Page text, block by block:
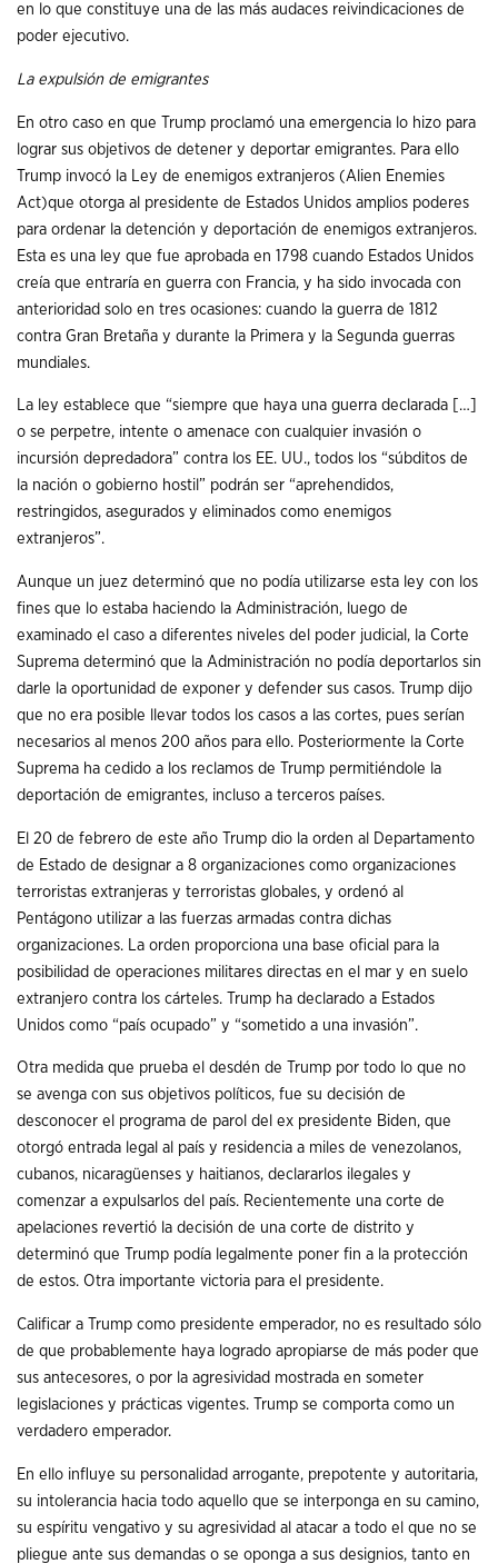
en lo que constituye una de las más audaces reivindicaciones de
poder ejecutivo.
La expulsión de emigrantes
En otro caso en que Trump proclamó una emergencia lo hizo para
lograr sus objetivos de detener y deportar emigrantes. Para ello
Trump invocó la Ley de enemigos extranjeros (Alien Enemies
Act)que otorga al presidente de Estados Unidos amplios poderes
para ordenar la detención y deportación de enemigos extranjeros.
Esta es una ley que fue aprobada en 1798 cuando Estados Unidos
creía que entraría en guerra con Francia, y ha sido invocada con
anterioridad solo en tres ocasiones: cuando la guerra de 1812
contra Gran Bretaña y durante la Primera y la Segunda guerras
mundiales.
La ley establece que “siempre que haya una guerra declarada […]
o se perpetre, intente o amenace con cualquier invasión o
incursión depredadora” contra los EE. UU., todos los “súbditos de
la nación o gobierno hostil” podrán ser “aprehendidos,
restringidos, asegurados y eliminados como enemigos
extranjeros”.
Aunque un juez determinó que no podía utilizarse esta ley con los
fines que lo estaba haciendo la Administración, luego de
examinado el caso a diferentes niveles del poder judicial, la Corte
Suprema determinó que la Administración no podía deportarlos sin
darle la oportunidad de exponer y defender sus casos. Trump dijo
que no era posible llevar todos los casos a las cortes, pues serían
necesarios al menos 200 años para ello. Posteriormente la Corte
Suprema ha cedido a los reclamos de Trump permitiéndole la
deportación de emigrantes, incluso a terceros países.
El 20 de febrero de este año Trump dio la orden al Departamento
de Estado de designar a 8 organizaciones como organizaciones
terroristas extranjeras y terroristas globales, y ordenó al
Pentágono utilizar a las fuerzas armadas contra dichas
organizaciones. La orden proporciona una base oficial para la
posibilidad de operaciones militares directas en el mar y en suelo
extranjero contra los cárteles. Trump ha declarado a Estados
Unidos como “país ocupado” y “sometido a una invasión”.
Otra medida que prueba el desdén de Trump por todo lo que no
se avenga con sus objetivos políticos, fue su decisión de
desconocer el programa de parol del ex presidente Biden, que
otorgó entrada legal al país y residencia a miles de venezolanos,
cubanos, nicaragüenses y haitianos, declararlos ilegales y
comenzar a expulsarlos del país. Recientemente una corte de
apelaciones revertió la decisión de una corte de distrito y
determinó que Trump podía legalmente poner fin a la protección
de estos. Otra importante victoria para el presidente.
Calificar a Trump como presidente emperador, no es resultado sólo
de que probablemente haya logrado apropiarse de más poder que
sus antecesores, o por la agresividad mostrada en someter
legislaciones y prácticas vigentes. Trump se comporta como un
verdadero emperador.
En ello influye su personalidad arrogante, prepotente y autoritaria,
su intolerancia hacia todo aquello que se interponga en su camino,
su espíritu vengativo y su agresividad al atacar a todo el que no se
pliegue ante sus demandas o se oponga a sus designios, tanto en